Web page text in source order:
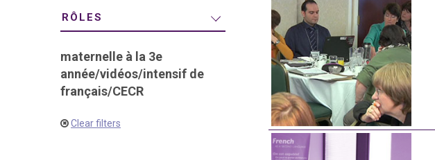
RÔLES
maternelle à la 3e
année/vidéos/intensif de
français/CECR
Clear filters